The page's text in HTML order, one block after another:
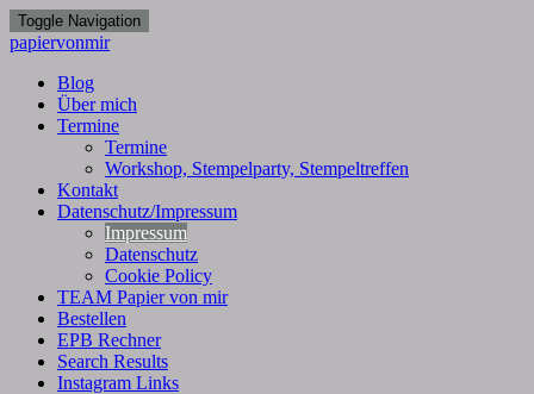
Toggle Navigation
papiervonmir
Blog
Über mich
Termine
Termine
Workshop, Stempelparty, Stempeltreffen
Kontakt
Datenschutz/Impressum
Impressum
Datenschutz
Cookie Policy
TEAM Papier von mir
Bestellen
EPB Rechner
Search Results
Instagram Links